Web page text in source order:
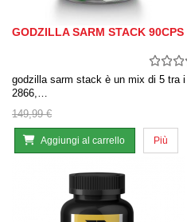
GODZILLA SARM STACK 90CPS
godzilla sarm stack è un mix di 5 tra
2866,…
149,99 €
Aggiungi al carrello Più